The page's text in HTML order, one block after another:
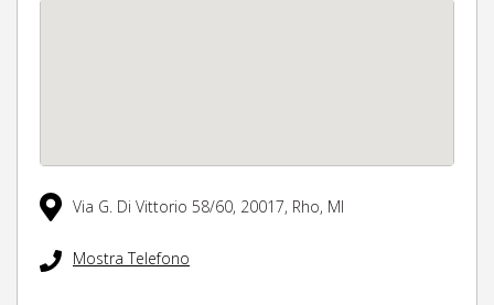
Via G. Di Vittorio 58/60, 20017, Rho, MI
Mostra Telefono